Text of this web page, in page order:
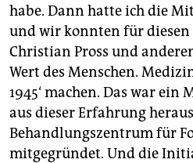
habe. Dann hatte ich die
und wir konnten für diesen
Christian Pross und
Wert des Menschen.
1945‘ machen. Das war ein
aus dieser Erfahrung
Behandlungszentrum für
mitgegründet. Und die